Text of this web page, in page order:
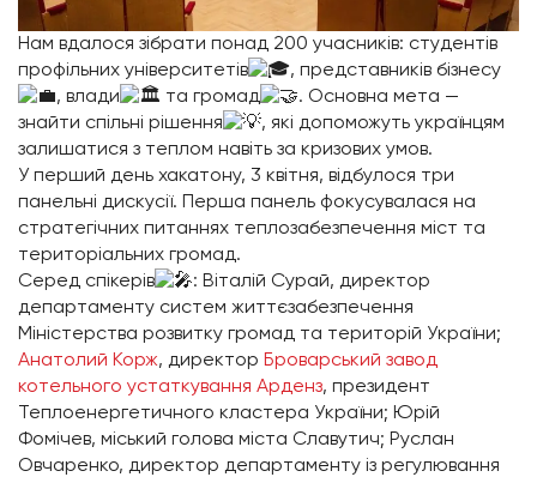
Нам вдалося зібрати понад 200 учасників: студентів
профільних університетів
, представників бізнесу
, влади
та громад
. Основна мета —
знайти спільні рішення
, які допоможуть українцям
залишатися з теплом навіть за кризових умов.
У перший день хакатону, 3 квітня, відбулося три
панельні дискусії. Перша панель фокусувалася на
стратегічних питаннях теплозабезпечення міст та
територіальних громад.
Серед спікерів
: Віталій Сурай, директор
департаменту систем життєзабезпечення
Міністерства розвитку громад та територій України;
Анатолий Корж, директор Броварський завод
котельного устаткування Арденз, президент
Теплоенергетичного кластера України; Юрій
Фомічев, міський голова міста Славутич; Руслан
Овчаренко, директор департаменту із регулювання